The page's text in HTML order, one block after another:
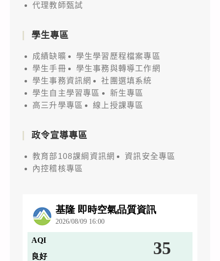
代理教師甄試
學生專區
成績缺曠
學生學習歷程檔案專區
學生手冊
學生事務與轉導工作網
學生事務資訊網
社團選填系統
學生自主學習專區
新生專區
高三升學專區
線上授課專區
政令宣導專區
教育部108課綱資訊網
資訊安全專區
內控稽核專區